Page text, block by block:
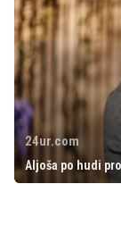
24ur.com
Aljoša po hudi